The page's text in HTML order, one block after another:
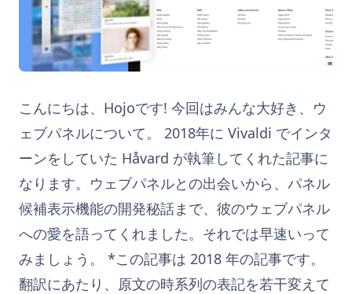
こんにちは、Hojoです! 今回はみんな大好き、ウ
ェブパネルについて。 2018年に Vivaldi でインタ
ーンをしていた Håvard が執筆してくれた記事に
なります。ウェブパネルとの出会いから、パネル
候補表示機能の開発秘話まで、彼のウェブパネル
への愛を語ってくれました。それでは早速いって
みましょう。 *この記事は 2018 年の記事です。
翻訳にあたり、原文の時系列の表記を若干変えて